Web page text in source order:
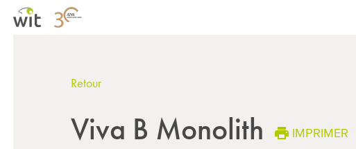
Retour
Viva B Monolith IMPRIMER